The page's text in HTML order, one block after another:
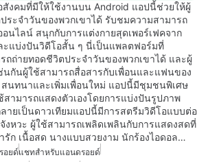
งคมที่มีให้ใช้งานบน Android แอปนี้ช่วยให้ผู้
ระจำวันของพวกเขาได้ รับชมความสามารถ
นไลน์ สนุกกับการแต่งกายสุดเพอร์เฟคจาก
ะแบ่งปันวิดีโอสั้น ๆ นี่เป็นแพลตฟอร์มที่
ถถ่ายทอดชีวิตประจำวันของพวกเขาได้ และผู้
นกันผู้ใช้สามารถสื่อสารกับเพื่อนและแฟนของ
สนทนาและเพิ่มเพื่อนใหม่ แอปนี้มีชุมชนพิเศษ
ามารถแสดงตัวเองโดยการแบ่งปันรูปภาพ
ายเป็นดาวเทียมแอปนี้มีการสตรีมวิดีโอแบบต่อ
งหวะ ผู้ใช้สามารถเพลิดเพลินกับการแสดงสดที่
ก เนื้อสด นางแบบสวยงาม นักร้องไอดอล…
อยด์แชทสำหรับแอนดรอยด์